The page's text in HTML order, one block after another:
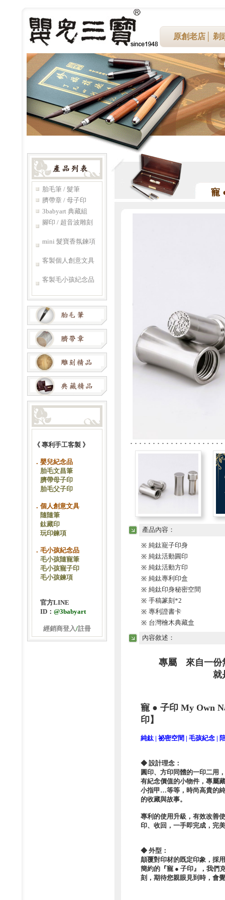
原創老店 剃
胎毛筆 / 髮筆
臍帶章 / 母子印
3babyart 典藏組
腳印 / 超音波雕刻
mini 髮寶香氛鍊項
客製個人創意文具
客製毛小孩紀念品
《 專利手工客製 》
．嬰兒紀念品
胎毛文昌筆
臍帶母子印
胎毛父子印
．個人創意文具
隨隨筆
鈦藏印
玩印鍊項
．毛小孩紀念品
毛小孩隨寵筆
毛小孩寵子印
毛小孩鍊項
官方LINE
ID： @3babyart
經銷商登入/註冊
寵
產品內容：
※ 純鈦寵子印身
※ 純鈦活動圓印
※ 純鈦活動方印
※ 純鈦專利印盒
※ 純鈦印身秘密空間
※ 手稿篆刻*2
※ 專利證書卡
※ 台灣檜木典藏盒
內容敘述：
專屬 來自一份
就是要
寵 ● 子印 My Own
印】
純鈦 | 祕密空間 | 毛孩紀念 |
◆ 設計理念：
圓印、方印同體的一印二用
有紀念價值的小物件，專屬
小指甲…等等，時尚高貴的
的收藏與故事。
專利的使用升級，有效改善
印、收回，一手即完成，完
◆ 外型：
顛覆對印材的既定印象，採
簡約的『寵 ● 子印』，我們
刻，期待您親眼見到時，會